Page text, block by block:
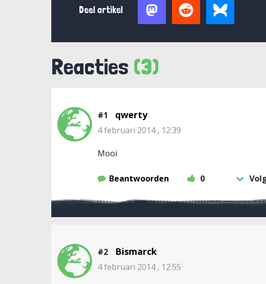
Deel artikel
Reacties (3)
#1 qwerty
4 februari 2014 , 12:39
Mooi
Beantwoorden 0
#2 Bismarck
4 februari 2014 , 12:55